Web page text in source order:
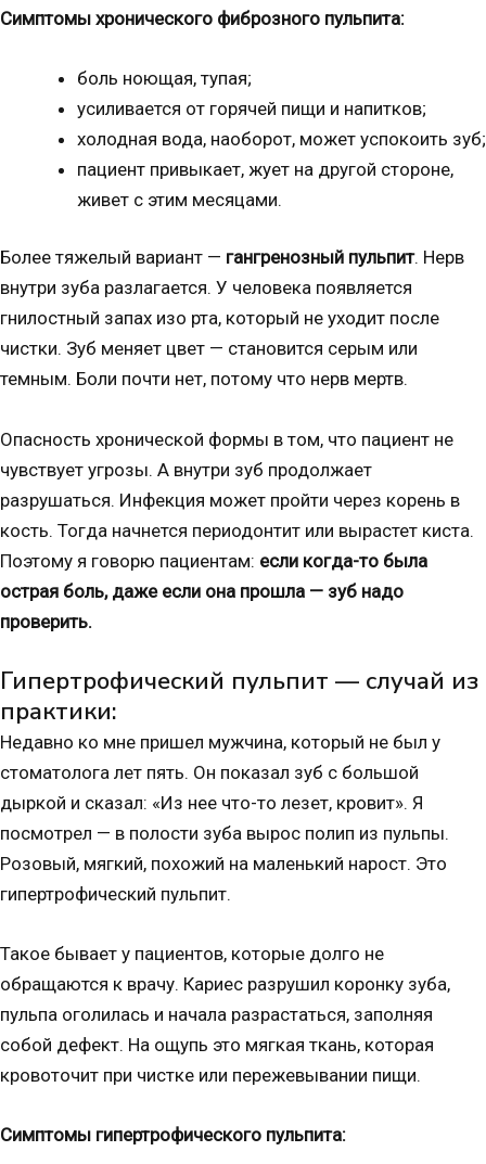
Симптомы хронического фиброзного пульпита:
боль ноющая, тупая;
усиливается от горячей пищи и напитков;
холодная вода, наоборот, может успокоить зуб;
пациент привыкает, жует на другой стороне,
живет с этим месяцами.
Более тяжелый вариант — гангренозный пульпит. Нерв
внутри зуба разлагается. У человека появляется
гнилостный запах изо рта, который не уходит после
чистки. Зуб меняет цвет — становится серым или
темным. Боли почти нет, потому что нерв мертв.
Опасность хронической формы в том, что пациент не
чувствует угрозы. А внутри зуб продолжает
разрушаться. Инфекция может пройти через корень в
кость. Тогда начнется периодонтит или вырастет киста.
Поэтому я говорю пациентам: если когда-то была
острая боль, даже если она прошла — зуб надо
проверить.
Гипертрофический пульпит — случай из
практики:
Недавно ко мне пришел мужчина, который не был у
стоматолога лет пять. Он показал зуб с большой
дыркой и сказал: «Из нее что-то лезет, кровит». Я
посмотрел — в полости зуба вырос полип из пульпы.
Розовый, мягкий, похожий на маленький нарост. Это
гипертрофический пульпит.
Такое бывает у пациентов, которые долго не
обращаются к врачу. Кариес разрушил коронку зуба,
пульпа оголилась и начала разрастаться, заполняя
собой дефект. На ощупь это мягкая ткань, которая
кровоточит при чистке или пережевывании пищи.
Симптомы гипертрофического пульпита: